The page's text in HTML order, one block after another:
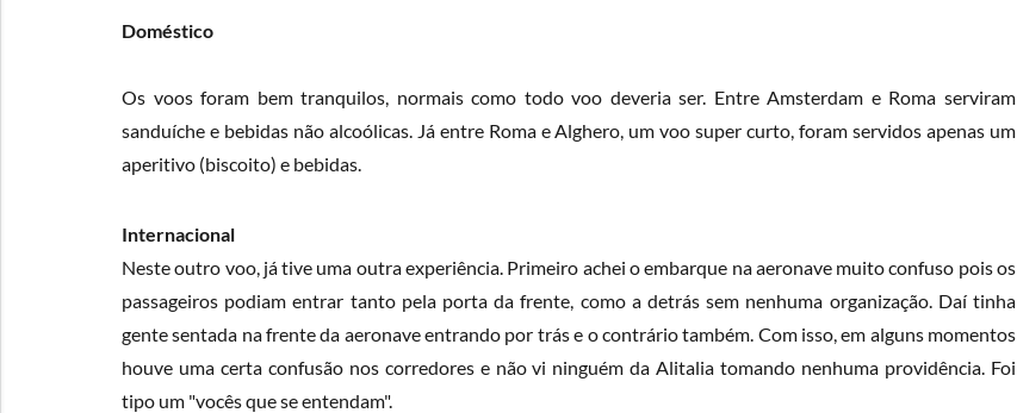
Doméstico
Os voos foram bem tranquilos, normais como todo voo deveria ser. Entre Amsterdam e Roma serviram
sanduíche e bebidas não alcoólicas. Já entre Roma e Alghero, um voo super curto, foram servidos apenas um
aperitivo (biscoito) e bebidas.
Internacional
Neste outro voo, já tive uma outra experiência. Primeiro achei o embarque na aeronave muito confuso pois os
passageiros podiam entrar tanto pela porta da frente, como a detrás sem nenhuma organização. Daí tinha
gente sentada na frente da aeronave entrando por trás e o contrário também. Com isso, em alguns momentos
houve uma certa confusão nos corredores e não vi ninguém da Alitalia tomando nenhuma providência. Foi
tipo um "vocês que se entendam".